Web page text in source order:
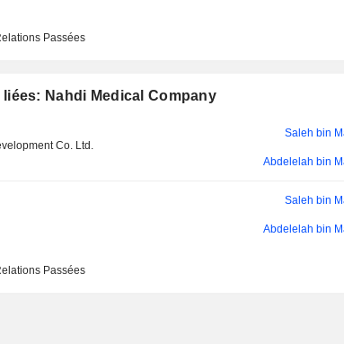
Passées
Nahdi Medical Company
Co. Ltd.
Saleh bin
Abdelelah bin
Saleh bin
Abdelelah bin
Passées